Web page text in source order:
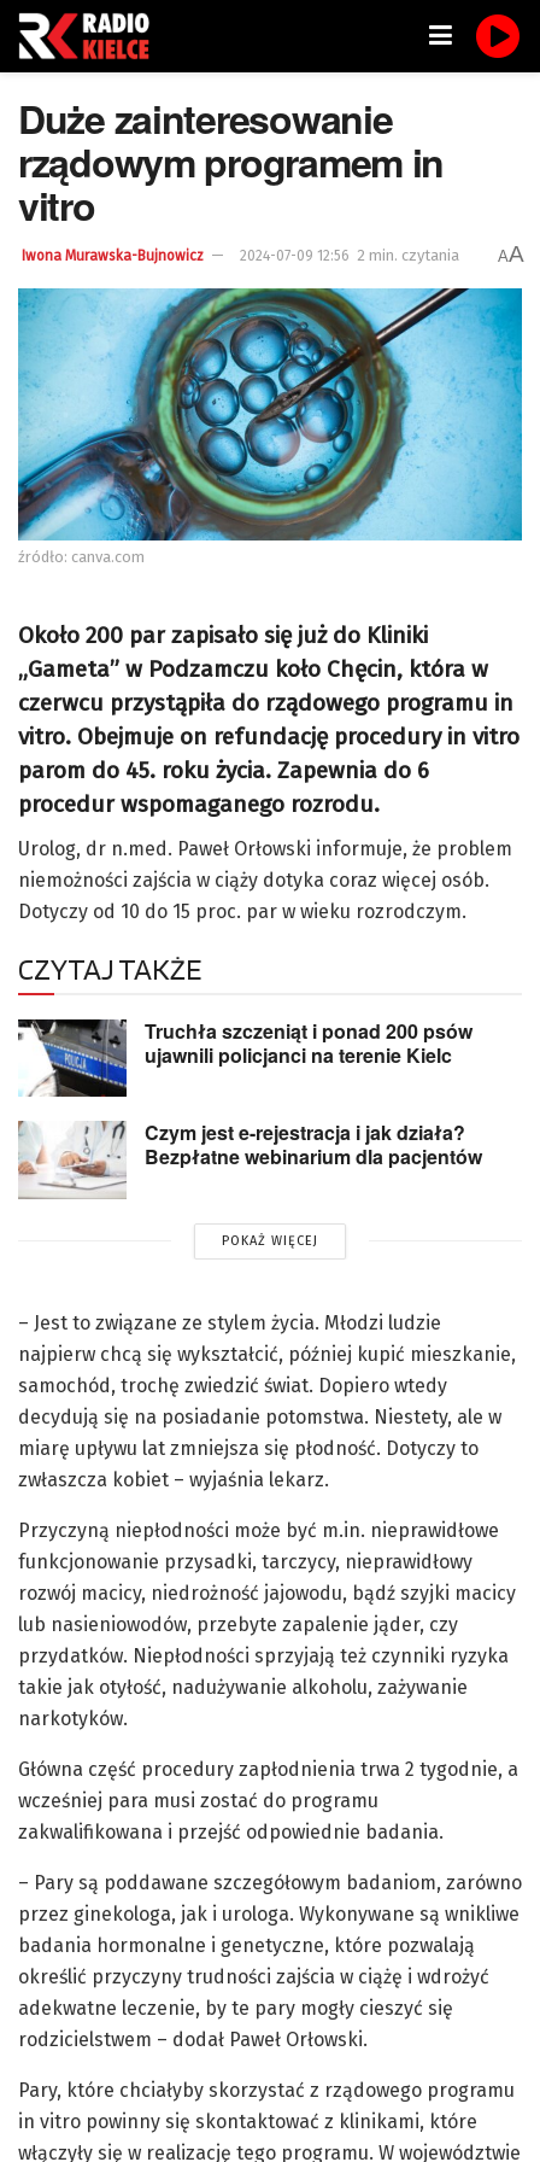
Duże zainteresowanie
rządowym programem in
vitro
Iwona Murawska-Bujnowicz 2024-07-09 12:56 2 min. czytania AA
źródło: canva.com
Około 200 par zapisało się już do Kliniki
„Gameta” w Podzamczu koło Chęcin, która w
czerwcu przystąpiła do rządowego programu in
vitro. Obejmuje on refundację procedury in vitro
parom do 45. roku życia. Zapewnia do 6
procedur wspomaganego rozrodu.
Urolog, dr n.med. Paweł Orłowski informuje, że problem
niemożności zajścia w ciąży dotyka coraz więcej osób.
Dotyczy od 10 do 15 proc. par w wieku rozrodczym.
CZYTAJ TAKŻE
Truchła szczeniąt i ponad 200 psów
ujawnili policjanci na terenie Kielc
Czym jest e-rejestracja i jak działa?
Bezpłatne webinarium dla pacjentów
POKAŻ WIĘCEJ
– Jest to związane ze stylem życia. Młodzi ludzie
najpierw chcą się wykształcić, później kupić mieszkanie,
samochód, trochę zwiedzić świat. Dopiero wtedy
decydują się na posiadanie potomstwa. Niestety, ale w
miarę upływu lat zmniejsza się płodność. Dotyczy to
zwłaszcza kobiet – wyjaśnia lekarz.
Przyczyną niepłodności może być m.in. nieprawidłowe
funkcjonowanie przysadki, tarczycy, nieprawidłowy
rozwój macicy, niedrożność jajowodu, bądź szyjki macicy
lub nasieniowodów, przebyte zapalenie jąder, czy
przydatków. Niepłodności sprzyjają też czynniki ryzyka
takie jak otyłość, nadużywanie alkoholu, zażywanie
narkotyków.
Główna część procedury zapłodnienia trwa 2 tygodnie, a
wcześniej para musi zostać do programu
zakwalifikowana i przejść odpowiednie badania.
– Pary są poddawane szczegółowym badaniom, zarówno
przez ginekologa, jak i urologa. Wykonywane są wnikliwe
badania hormonalne i genetyczne, które pozwalają
określić przyczyny trudności zajścia w ciążę i wdrożyć
adekwatne leczenie, by te pary mogły cieszyć się
rodzicielstwem – dodał Paweł Orłowski.
Pary, które chciałyby skorzystać z rządowego programu
in vitro powinny się skontaktować z klinikami, które
włączyły się w realizację tego programu. W województwie